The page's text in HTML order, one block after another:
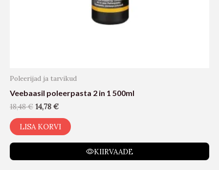
Poleerijad ja tarvikud
Veebaasil poleerpasta 2 in 1 500ml
18,48€ 14,78 €
LISA KORVI
KIIRVAADE